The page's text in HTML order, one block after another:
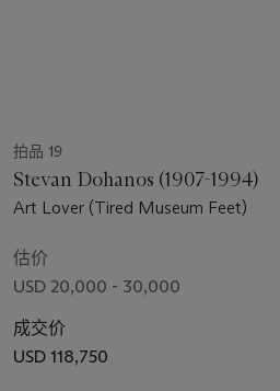
拍品 19
Stevan Dohanos (1907-1994)
Art Lover (Tired Museum Feet)
估价
USD 20,000 - 30,000
成交价
USD 118,750